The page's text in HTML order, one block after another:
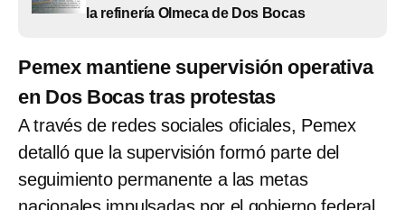
la refinería Olmeca de Dos Bocas
Pemex mantiene supervisión operativa
en Dos Bocas tras protestas
A través de redes sociales oficiales, Pemex
detalló que la supervisión formó parte del
seguimiento permanente a las metas